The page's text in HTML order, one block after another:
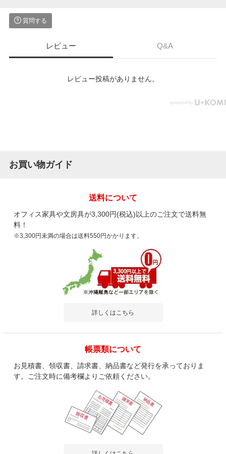
質問する
レビュー Q&A
レビュー投稿がありません。
お買い物ガイド
送料について
オフィス家具や文房具が3,300円(税込)以上のご注文で送料無
料！
※3,300円未満の場合は送料550円かかります。
詳しくはこちら
帳票類について
お見積書、領収書、請求書、納品書など発行を承っておりま
す。ご注文時に備考欄よりご依頼ください。